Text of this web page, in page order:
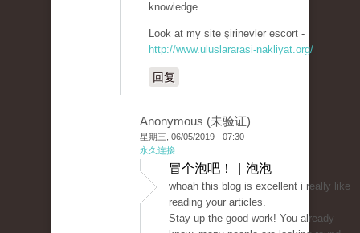
knowledge.
Look at my site şirinevler escort -
http://www.uluslararasi-nakliyat.org/
回复
Anonymous (未验证)
星期三, 06/05/2019 - 07:30
永久连接
冒个泡吧！ | 泡泡
whoah this blog is excellent i really like
reading your articles.
Stay up the good work! You already